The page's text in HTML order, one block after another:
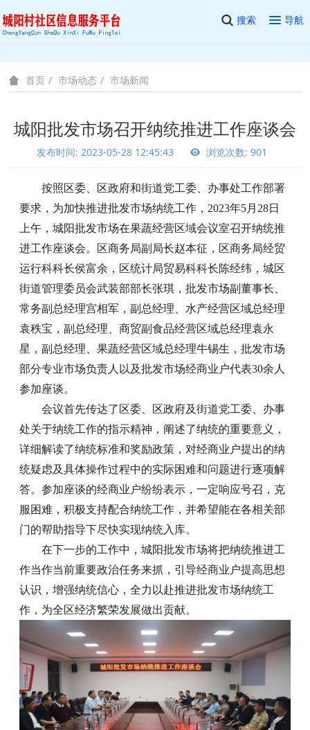
搜索 导航
首页 市场动态 市场新闻
城阳批发市场召开纳统推进工作座谈会
发布时间: 2023-05-28 12:45:43 浏览次数: 901
按照区委、区政府和街道党工委、办事处工作部署
要求，为加快推进批发市场纳统工作， 2023年5月28日
上午，城阳批发市场在果蔬经营区域会议室召开纳统推
进工作座谈会。区商务局副局长赵本征，区商务局经贸
运行科科长侯富余，区统计局贸易科科长陈经纬，城区
街道管理委员会武装部部长张琪，批发市场副董事长、
常务副总经理宫相军，副总经理、水产经营区域总经理
袁秩宝，副总经理、商贸副食品经营区域总经理袁永
星，副总经理、果蔬经营区域总经理牛锡生，批发市场
部分专业市场负责人以及批发市场经商业户代表30余人
参加座谈。
会议首先传达了区委、区政府及街道党工委、办事
处关于纳统工作的指示精神，阐述了纳统的重要意义，
详细解读了纳统标准和奖励政策，对经商业户提出的纳
统疑虑及具体操作过程中的实际困难和问题进行逐项解
答。参加座谈的经商业户纷纷表示，一定响应号召，克
服困难，积极支持配合纳统工作，并希望能在各相关部
门的帮助指导下尽快实现纳统入库。
在下一步的工作中，城阳批发市场将把纳统推进工
作当作当前重要政治任务来抓，引导经商业户提高思想
认识，增强纳统信心，全力以赴推进批发市场纳统工
作，为全区经济繁荣发展做出贡献。